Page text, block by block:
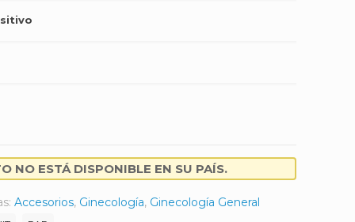
NO ESTÁ DISPONIBLE EN SU PAÍS.
Accesorios, Ginecología, Ginecología General